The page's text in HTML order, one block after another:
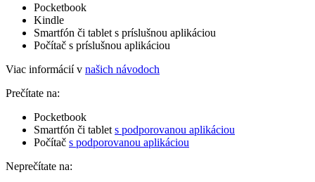
Pocketbook
Kindle
Smartfón či tablet s príslušnou aplikáciou
Počítač s príslušnou aplikáciou
Viac informácií v našich návodoch
Prečítate na:
Pocketbook
Smartfón či tablet s podporovanou aplikáciou
Počítač s podporovanou aplikáciou
Neprečítate na: